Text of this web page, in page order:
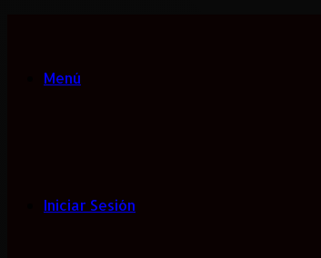
Menú
Iniciar Sesión